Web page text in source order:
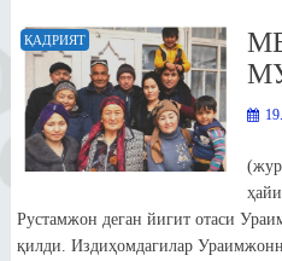
ҚАДРИЯТ
Рустамжон деган йигит отаси
қилди. Издиҳомдагилар